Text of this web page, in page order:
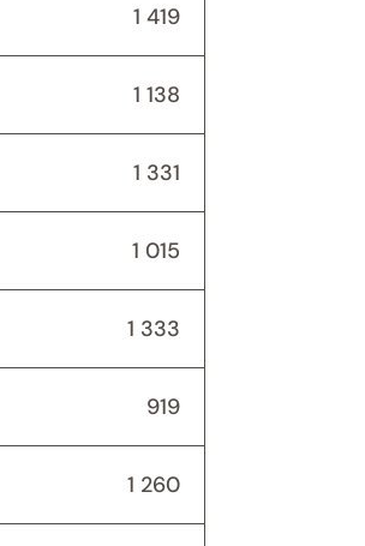
1 419
1 138
1 331
1 015
1 333
919
1 260